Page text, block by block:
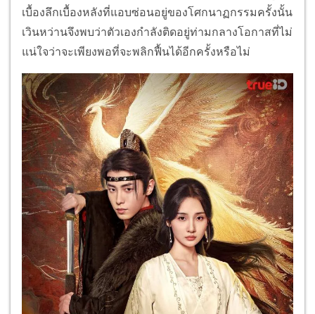
เบื้องลึกเบื้องหลังที่แอบซ่อนอยู่ของโศกนาฏกรรมครั้งนั้น
เวินหว่านจึงพบว่าตัวเองกำลังติดอยู่ท่ามกลางโอกาสที่ไม่
แน่ใจว่าจะเพียงพอที่จะพลิกฟื้นได้อีกครั้งหรือไม่